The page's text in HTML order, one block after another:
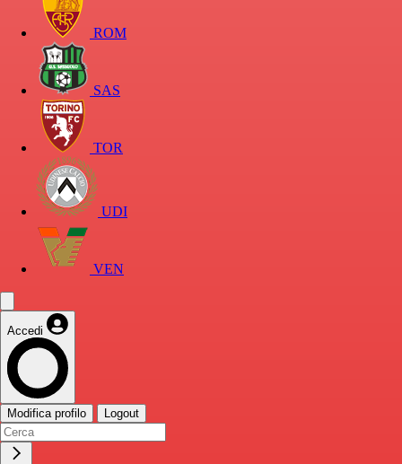
ROM
SAS
TOR
UDI
VEN
Accedi
Modifica profilo Logout